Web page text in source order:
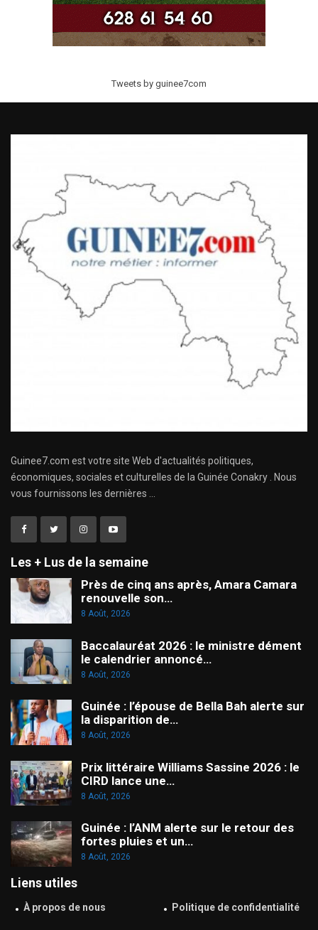
Tweets by guinee7com
Guinee7.com est votre site Web d'actualités politiques,
économiques, sociales et culturelles de la Guinée Conakry . Nous
vous fournissons les dernières ...
Les + Lus de la semaine
Près de cinq ans après, Amara Camara
renouvelle son…
8 Août, 2026
Baccalauréat 2026 : le ministre dément
le calendrier annoncé…
8 Août, 2026
Guinée : l’épouse de Bella Bah alerte sur
la disparition de…
8 Août, 2026
Prix littéraire Williams Sassine 2026 : le
CIRD lance une…
8 Août, 2026
Guinée : l’ANM alerte sur le retour des
fortes pluies et un…
8 Août, 2026
Liens utiles
À propos de nous Politique de confidentialité